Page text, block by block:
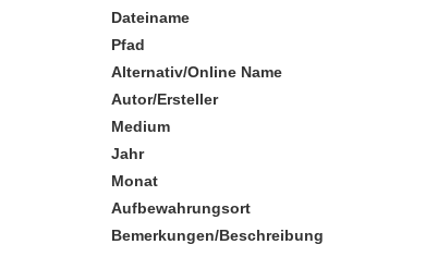
Dateiname
Pfad
Alternativ/Online Name
Autor/Ersteller
Medium
Jahr
Monat
Aufbewahrungsort
Bemerkungen/Beschreibung